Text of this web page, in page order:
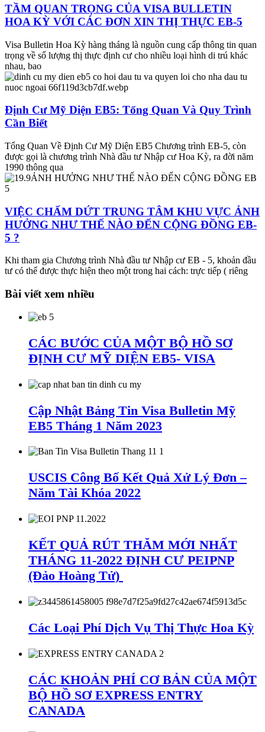
TẦM QUAN TRỌNG CỦA VISA BULLETIN
HOA KỲ VỚI CÁC ĐƠN XIN THỊ THỰC EB-5
Visa Bulletin Hoa Kỳ hàng tháng là nguồn cung cấp thông tin quan
trọng về số lượng thị thực định cư cho nhiều loại hình di trú khác
nhau, bao
Định Cư Mỹ Diện EB5: Tổng Quan Và Quy Trình
Cần Biết
Tổng Quan Về Định Cư Mỹ Diện EB5 Chương trình EB-5, còn
được gọi là chương trình Nhà đầu tư Nhập cư Hoa Kỳ, ra đời năm
1990 thông qua
VIỆC CHẤM DỨT TRUNG TÂM KHU VỰC ẢNH
HƯỞNG NHƯ THẾ NÀO ĐẾN CỘNG ĐỒNG EB-
5 ?
Khi tham gia Chương trình Nhà đầu tư Nhập cư EB - 5, khoản đầu
tư có thể được thực hiện theo một trong hai cách: trực tiếp ( riêng
Bài viết xem nhiều
CÁC BƯỚC CỦA MỘT BỘ HỒ SƠ
ĐỊNH CƯ MỸ DIỆN EB5- VISA
Cập Nhật Bảng Tin Visa Bulletin Mỹ
EB5 Tháng 1 Năm 2023
USCIS Công Bố Kết Quả Xử Lý Đơn –
Năm Tài Khóa 2022
KẾT QUẢ RÚT THĂM MỚI NHẤT
THÁNG 11-2022 ĐỊNH CƯ PEIPNP
(Đảo Hoàng Tử)
Các Loại Phí Dịch Vụ Thị Thực Hoa Kỳ
CÁC KHOẢN PHÍ CƠ BẢN CỦA MỘT
BỘ HỒ SƠ EXPRESS ENTRY
CANADA